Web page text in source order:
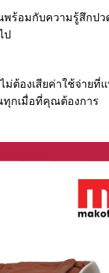
อมกับความรู้สึกปว
ป
องเสียค่าใช้จ่ายที่
กเมื่อที่คุณต้องการ